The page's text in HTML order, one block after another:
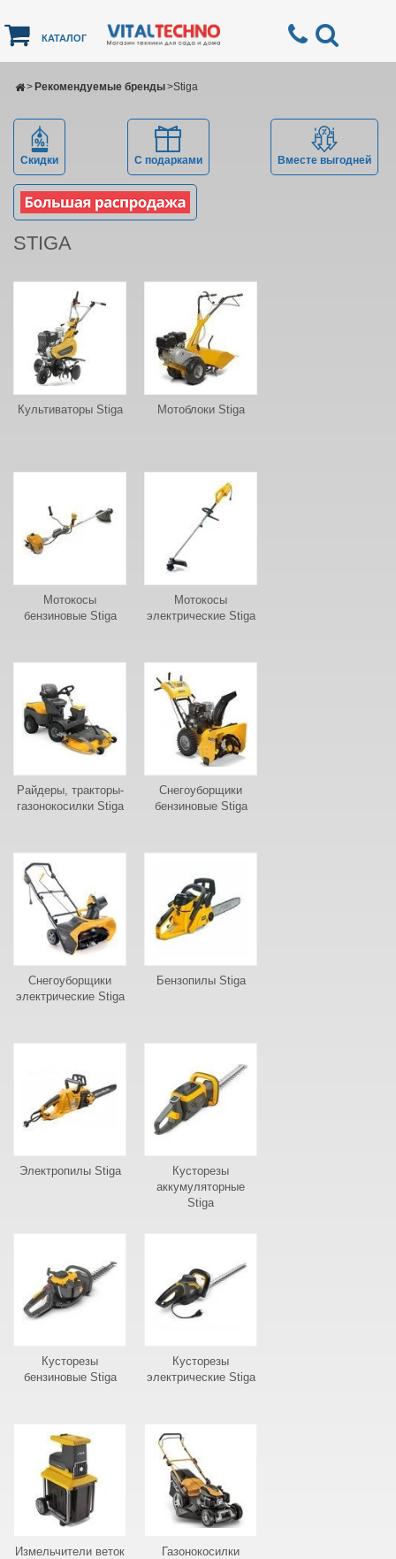
КАТАЛОГ
Рекомендуемые бренды
> Stiga
>
Скидки С подарками Вместе выгодней
STIGA
Культиваторы Stiga Мотоблоки Stiga
Мотокосы
бензиновые Stiga
Мотокосы
электрические Stiga
Райдеры, тракторы-
газонокосилки Stiga
Снегоуборщики
бензиновые Stiga
Снегоуборщики
электрические Stiga
Бензопилы Stiga
Электропилы Stiga
Кусторезы
аккумуляторные
Stiga
Кусторезы
бензиновые Stiga
Кусторезы
электрические Stiga
Измельчители веток
Газонокосилки